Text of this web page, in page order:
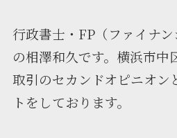
行政書士・FP（ファイナン
の相澤和久です。横浜市中
取引のセカンドオピニオン
トをしております。